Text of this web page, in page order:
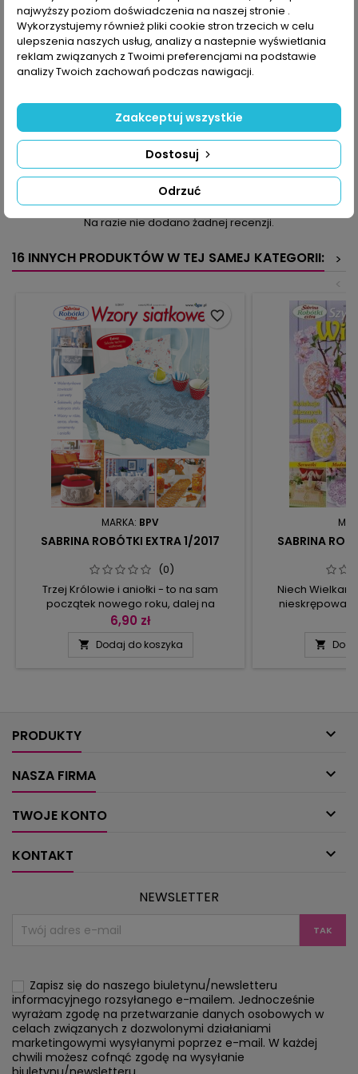
OPIS SZCZEGÓŁY PRODUKTU
Szósty zeszyt Sabriny Robótki Extra kusi wielością rozmaitych
świątecznych dekoracji i ozdób. Piękne są cekiny i perełki,
świąteczne stroiki, bombki, kokardy. Łączymy kolory, do
płóciennych serwetek dorabiamy koronkowe bordiury,
dodajemy dużo srebrnych i złotych akcentów, tak aby nasz dom
i świąteczny stół błyszczał i lśnił.
Na razie nie dodano żadnej recenzji.
16 INNYCH PRODUKTÓW W TEJ SAMEJ KATEGORII:
>
<
MARKA: BPV
SABRINA ROBÓTKI EXTRA 1/2017
(0)
Trzej Królowie i aniołki - to na sam
początek nowego roku, dalej na
walentynki zastaw serduszek i opaski na
nastrojowy, na kolejne dni inspiracje z
6,90 zł
 Dodaj do koszyka
favorite_border
SABRINA
Niech
od akrylowych

PRODUKTY 
NASZA FIRMA 
TWOJE KONTO 
KONTAKT 
NEWSLETTER
Zapisz się do naszego biuletynu/newsletteru
informacyjnego rozsyłanego e-mailem. Jednocześnie
wyrażam zgodę na przetwarzanie danych osobowych w
celach związanych z dozwolonymi działaniami
marketingowymi wysyłanymi poprzez e-mail. W każdej
chwili możesz cofnąć zgodę na wysyłanie
najwyższy poziom doświadczenia na naszej stronie .
Wykorzystujemy również pliki cookie stron trzecich w celu
ulepszenia naszych usług, analizy a nastepnie wyświetlania
reklam związanych z Twoimi preferencjami na podstawie
analizy Twoich zachowań podczas nawigacji.
Odrzuć
Dostosuj
Zaakceptuj wszystkie